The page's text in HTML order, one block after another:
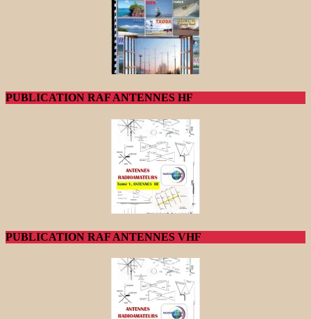
PUBLICATION RAF ANTENNES HF
PUBLICATION RAF ANTENNES VHF